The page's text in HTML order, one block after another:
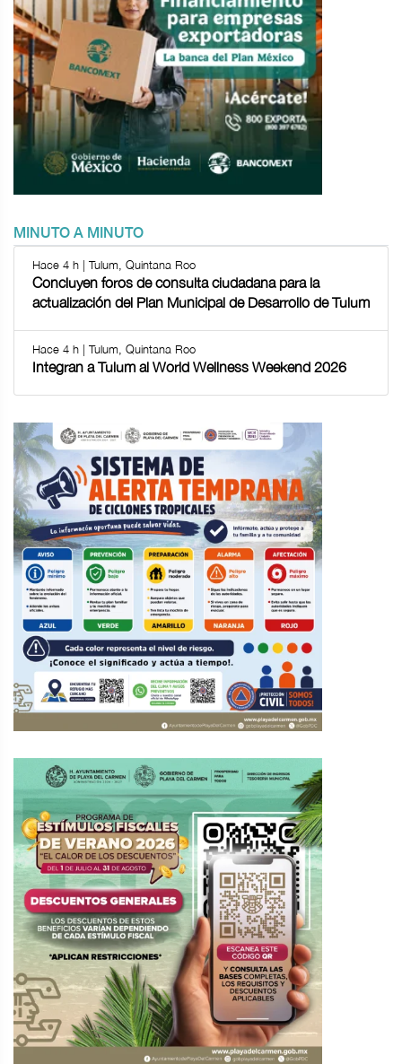
MINUTO A MINUTO
Hace 4 h | Tulum, Quintana Roo
Concluyen foros de consulta ciudadana para la
actualización del Plan Municipal de Desarrollo de Tulum
Hace 4 h | Tulum, Quintana Roo
Integran a Tulum al World Wellness Weekend 2026